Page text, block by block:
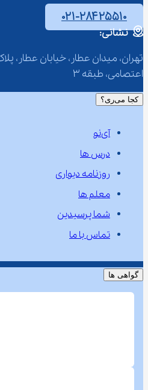
۰۲۱-۲۸۴۲۵۵۱۰
نشانی:
اعتصامی، طبقه 3
کجا می‌ری؟
آی‌نو
درس ها
روزنامه دیواری
معلم ها
شما پرسیدین
تماس با ما
گواهی ها